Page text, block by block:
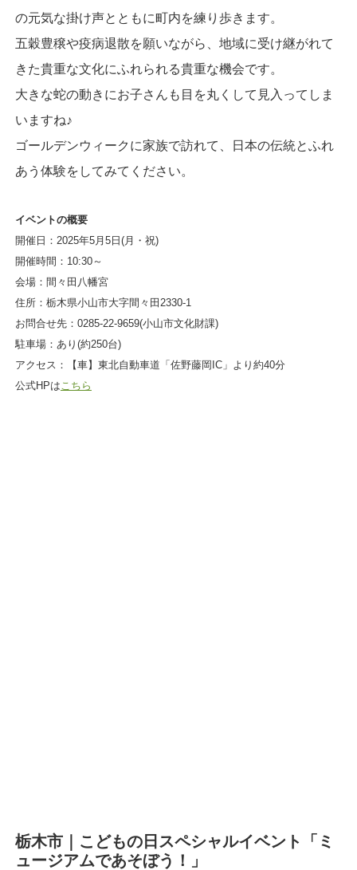
の元気な掛け声とともに町内を練り歩きます。
五穀豊穣や疫病退散を願いながら、地域に受け継がれて
きた貴重な文化にふれられる貴重な機会です。
大きな蛇の動きにお子さんも目を丸くして見入ってしま
いますね♪
ゴールデンウィークに家族で訪れて、日本の伝統とふれ
あう体験をしてみてください。
イベントの概要
開催日：2025年5月5日(月・祝)
開催時間：10:30～
会場：間々田八幡宮
住所：栃木県小山市大字間々田2330-1
お問合せ先：0285-22-9659(小山市文化財課)
駐車場：あり(約250台)
アクセス：【車】東北自動車道「佐野藤岡IC」より約40分
公式HPは こちら
栃木市｜こどもの日スペシャルイベント「ミ
ュージアムであそぼう！」